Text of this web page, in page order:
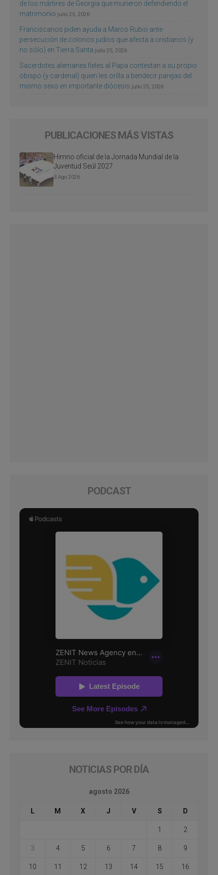
de los mártires de Georgia que murieron defendiendo el
matrimonio julio 25, 2026
Franciscanos piden ayuda a Marco Rubio ante
persecución de colonos judíos que afecta a cristianos (y
no sólo) en Tierra Santa julio 25, 2026
Sacerdotes alemanes fieles al Papa contestan a su propio
obispo (y cardenal) quien les orilla a bendecir parejas del
mismo sexo en importante diócesis julio 25, 2026
PUBLICACIONES MÁS VISTAS
Himno oficial de la Jornada Mundial de la
Juventud Seúl 2027
3 Ago 2026
PODCAST
NOTICIAS POR DÍA
agosto 2026
L M X J V S D
1 2
3 4 5 6 7 8 9
10 11 12 13 14 15 16